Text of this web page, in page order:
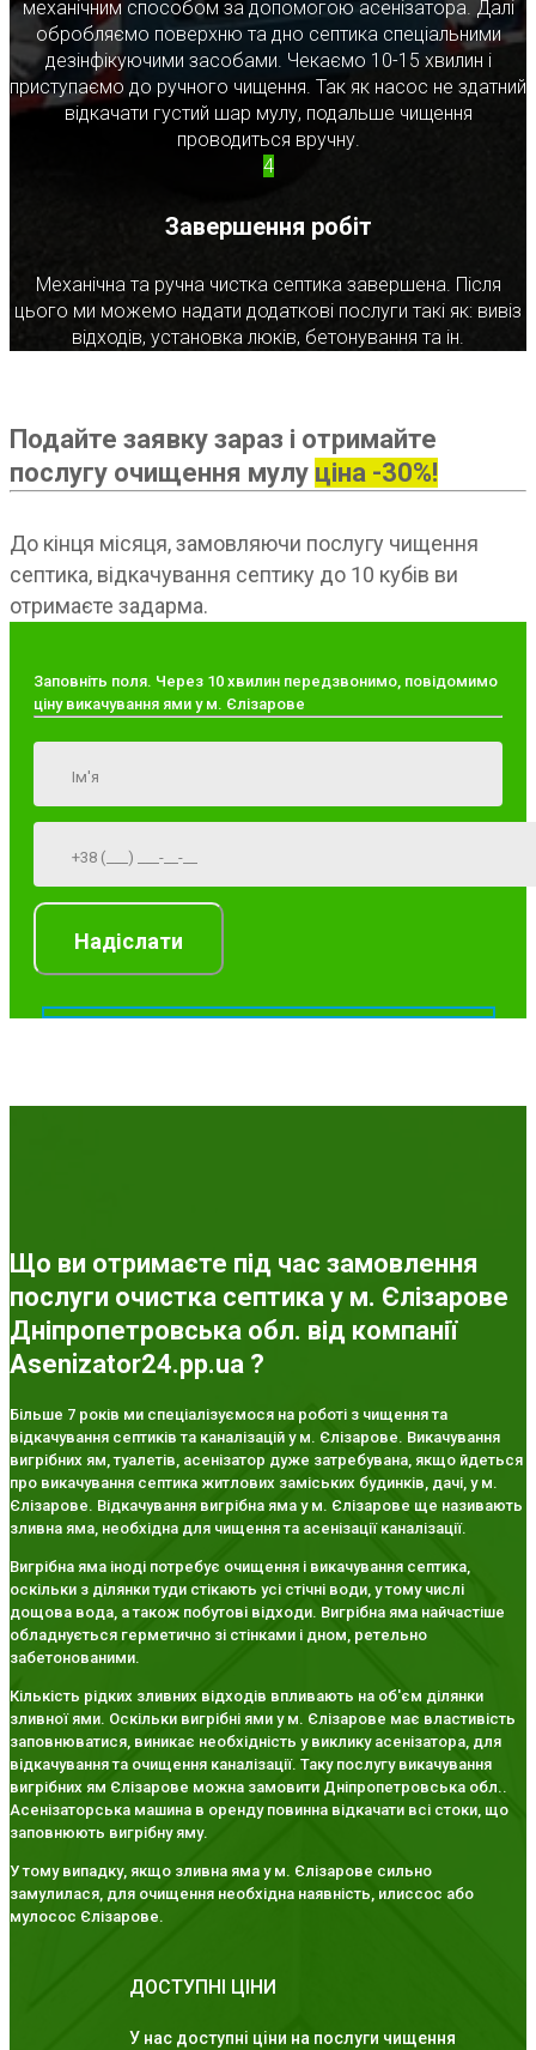
механічним способом за допомогою асенізатора. Далі
обробляємо поверхню та дно септика спеціальними
дезінфікуючими засобами. Чекаємо 10-15 хвилин і
приступаємо до ручного чищення. Так як насос не здатний
відкачати густий шар мулу, подальше чищення
проводиться вручну.
4
Завершення робіт
Механічна та ручна чистка септика завершена. Після
цього ми можемо надати додаткові послуги такі як: вивіз
відходів, установка люків, бетонування та ін.
Подайте заявку зараз і отримайте
послугу очищення мулу ціна -30%!
До кінця місяця, замовляючи послугу чищення
септика, відкачування септику до 10 кубів ви
отримаєте задарма.
Заповніть поля. Через 10 хвилин передзвонимо, повідомимо
ціну викачування ями у м. Єлізарове
Що ви отримаєте під час замовлення
послуги очистка септика у м. Єлізарове
Дніпропетровська обл. від компанії
Asenizator24.pp.ua ?
Більше 7 років ми спеціалізуємося на роботі з чищення та
відкачування септиків та каналізацій у м. Єлізарове. Викачування
вигрібних ям, туалетів, асенізатор дуже затребувана, якщо йдеться
про викачування септика житлових заміських будинків, дачі, у м.
Єлізарове. Відкачування вигрібна яма у м. Єлізарове ще називають
зливна яма, необхідна для чищення та асенізації каналізації.
Вигрібна яма іноді потребує очищення і викачування септика,
оскільки з ділянки туди стікають усі стічні води, у тому числі
дощова вода, а також побутові відходи. Вигрібна яма найчастіше
обладнується герметично зі стінками і дном, ретельно
забетонованими.
Кількість рідких зливних відходів впливають на об'єм ділянки
зливної ями. Оскільки вигрібні ями у м. Єлізарове має властивість
заповнюватися, виникає необхідність у виклику асенізатора, для
відкачування та очищення каналізації. Таку послугу викачування
вигрібних ям Єлізарове можна замовити Дніпропетровська обл..
Асенізаторська машина в оренду повинна відкачати всі стоки, що
заповнюють вигрібну яму.
У тому випадку, якщо зливна яма у м. Єлізарове сильно
замулилася, для очищення необхідна наявність, илиссос або
мулосос Єлізарове.
ДОСТУПНІ ЦІНИ
У нас доступні ціни на послуги чищення